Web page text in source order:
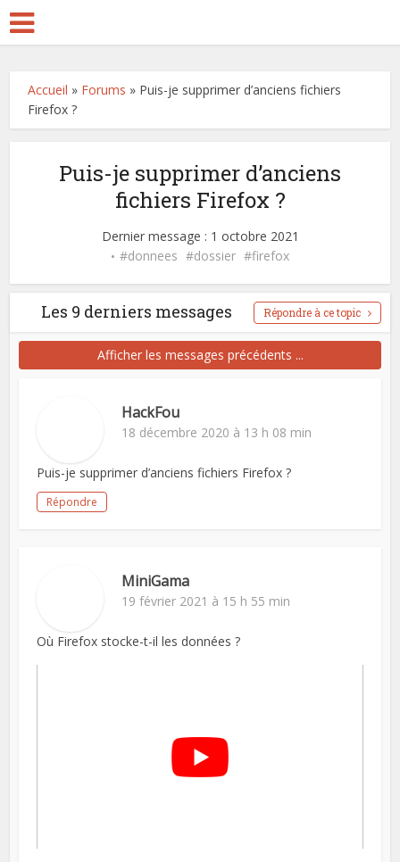
Accueil » Forums » Puis-je supprimer d’anciens fichiers
Firefox ?
Puis-je supprimer d’anciens
fichiers Firefox ?
Dernier message : 1 octobre 2021
donnees
dossier firefox
Les 9 derniers messages Répondre à ce topic
Afficher les messages précédents ...
HackFou
18 décembre 2020 à 13 h 08 min
Puis-je supprimer d’anciens fichiers Firefox ?
Répondre
MiniGama
19 février 2021 à 15 h 55 min
Où Firefox stocke-t-il les données ?